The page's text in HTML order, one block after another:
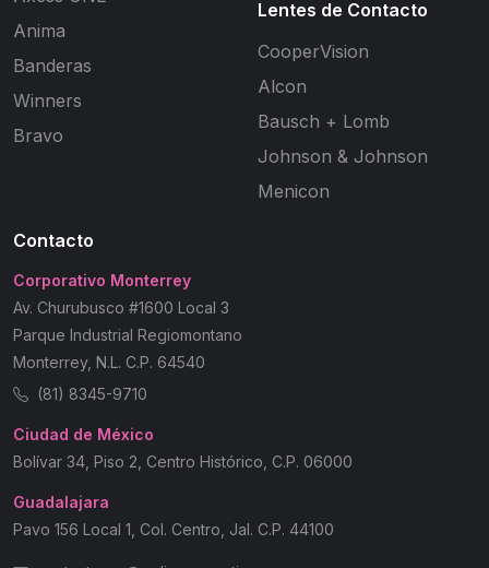
Anima
Banderas
Winners
Bravo
Lentes de Contacto
CooperVision
Alcon
Bausch + Lomb
Johnson & Johnson
Menicon
Contacto
Corporativo Monterrey
Av. Churubusco #1600 Local 3
Parque Industrial Regiomontano
Monterrey, N.L. C.P. 64540
(81) 8345-9710
Ciudad de México
Bolívar 34, Piso 2, Centro Histórico, C.P. 06000
Guadalajara
Pavo 156 Local 1, Col. Centro, Jal. C.P. 44100